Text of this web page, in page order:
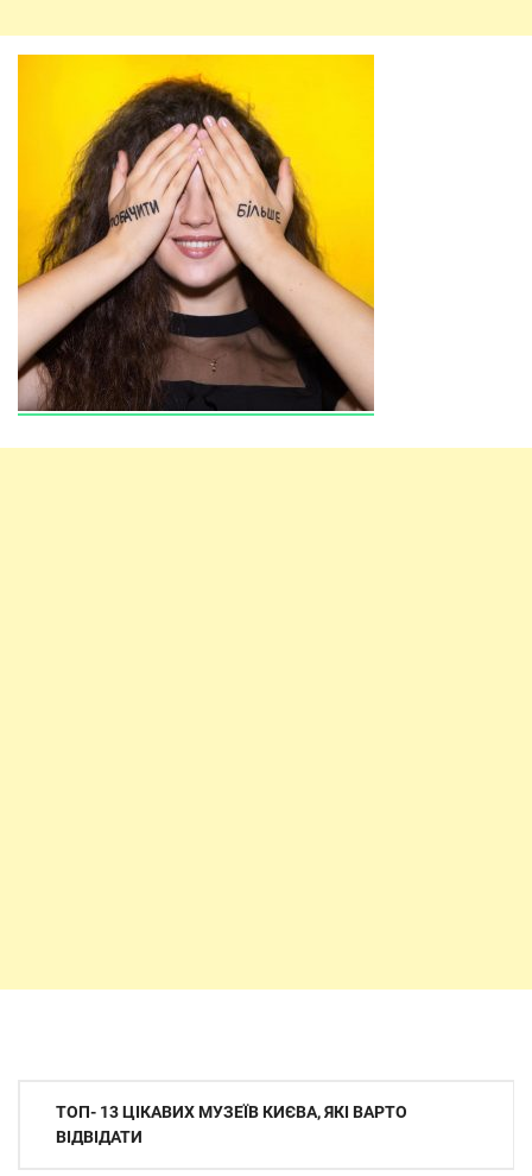
Навігація
записів
ТОП- 13 ЦІКАВИХ МУЗЕЇВ КИЄВА, ЯКІ ВАРТО
ВІДВІДАТИ